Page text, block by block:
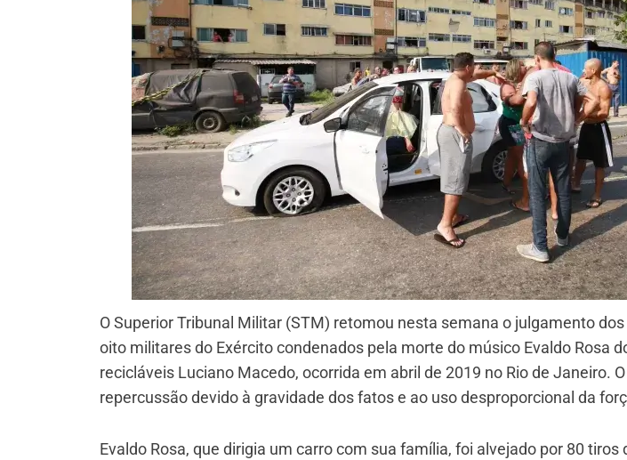
O Superior Tribunal Militar (STM) retomou nesta semana o julgamento
oito militares do Exército condenados pela morte do músico Evaldo Rosa
recicláveis Luciano Macedo, ocorrida em abril de 2019 no Rio de Janeiro.
repercussão devido à gravidade dos fatos e ao uso desproporcional da
Evaldo Rosa, que dirigia um carro com sua família, foi alvejado por 80